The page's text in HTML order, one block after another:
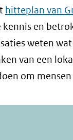
hitteplan van
kennis en
weten wat
van een
om